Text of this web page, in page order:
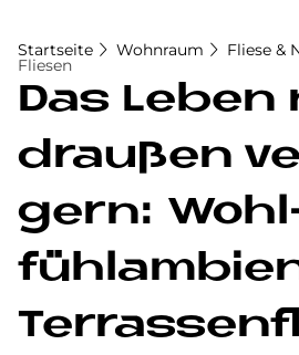
Startseite Wohnraum Fliese &
Fliesen
Das Le­ben
drau­ßen
gern: